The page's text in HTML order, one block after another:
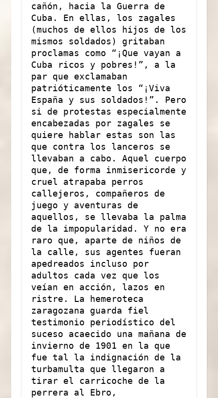
cañón, hacia la Guerra de
Cuba. En ellas, los zagales
(muchos de ellos hijos de los
mismos soldados) gritaban
proclamas como “¡Que vayan a
Cuba ricos y pobres!”, a la
par que exclamaban
patrióticamente los “¡Viva
España y sus soldados!”. Pero
si de protestas especialmente
encabezadas por zagales se
quiere hablar estas son las
que contra los lanceros se
llevaban a cabo. Aquel cuerpo
que, de forma inmisericorde y
cruel atrapaba perros
callejeros, compañeros de
juego y aventuras de
aquellos, se llevaba la palma
de la impopularidad. Y no era
raro que, aparte de niños de
la calle, sus agentes fueran
apedreados incluso por
adultos cada vez que los
veían en acción, lazos en
ristre. La hemeroteca
zaragozana guarda fiel
testimonio periodístico del
suceso acaecido una mañana de
invierno de 1901 en la que
fue tal la indignación de la
turbamulta que llegaron a
tirar el carricoche de la
perrera al Ebro,